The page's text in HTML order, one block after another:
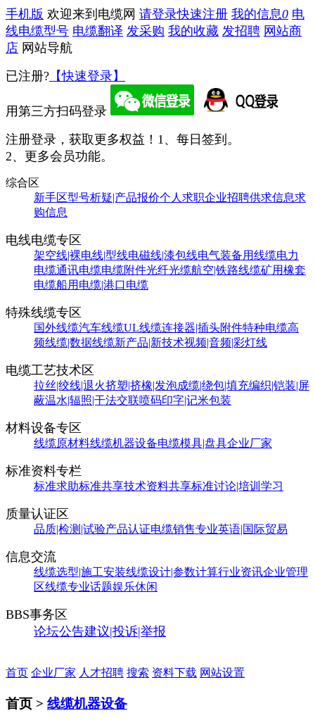
手机版 欢迎来到电缆网 请登录快速注册 我的信息0 电
线电缆型号 电缆翻译 发采购 我的收藏 发招聘 网站商
店 网站导航
已注册? 【快速登录】
用第三方扫码登录
注册登录，获取更多权益！ 1、每日签到。
2、更多会员功能。
综合区
新手区型号析疑|产品报价个人求职企业招聘供求信息求
购信息
电线电缆专区
架空线|裸电线|型线电磁线|漆包线电气装备用线缆电力
电缆通讯电缆电缆附件光纤光缆航空|铁路线缆矿用橡套
电缆船用电缆|港口电缆
特殊线缆专区
国外线缆汽车线缆UL线缆连接器|插头附件特种电缆高
频线缆|数据线缆新产品|新技术视频|音频|彩灯线
电缆工艺技术区
拉丝|绞线|退火挤塑|挤橡|发泡成缆|绕包|填充编织|铠装|屏
蔽温水|辐照|干法交联喷码印字|记米包装
材料设备专区
线缆原材料线缆机器设备电缆模具|盘具企业厂家
标准资料专栏
标准求助标准共享技术资料共享标准讨论|培训学习
质量认证区
品质|检测|试验产品认证电缆销售专业英语|国际贸易
信息交流
线缆选型|施工安装线缆设计|参数计算行业资讯企业管理
区线缆专业话题娱乐休闲
BBS事务区
论坛公告建议|投诉|举报
首页 企业厂家 人才招聘 搜索 资料下载 网站设置
首页 > 线缆机器设备